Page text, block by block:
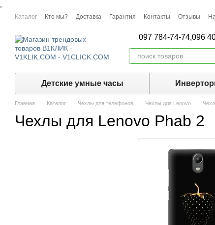
Перейти к основному контенту
Каталог Кто мы? Доставка Гарантия Контакты Отзывы
097 784-74-74,096
Детские умные часы
Главная Каталог Чехлы для телефонов Чехлы для Lenovo
Чехлы для Lenovo Phab 2